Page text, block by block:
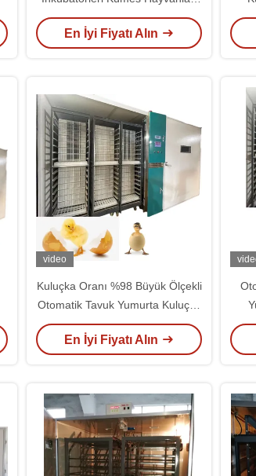
Yetiştirmek İçin Tam Otomatik
Akıllı
En İyi Fiyatı Alın
video
Kuluçka Oranı %98 Büyük Ölçekli
Otomatik Tavuk Yumurta Kuluçka
Makinesi 19200
En İyi Fiyatı Alın